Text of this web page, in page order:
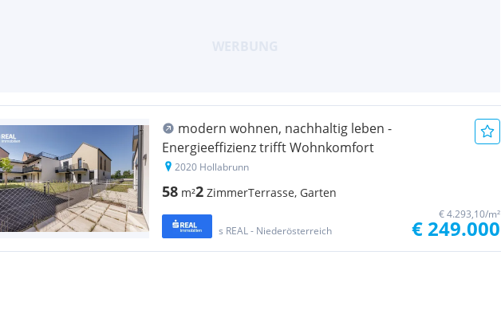
modern wohnen, nachhaltig leben -
Energieeffizienz trifft Wohnkomfort
2020 Hollabrunn
58 m²2 ZimmerTerrasse, Garten
s REAL - Niederösterreich
€ 4.293,10/m²
€ 249.000